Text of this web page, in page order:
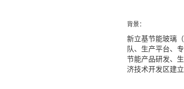
背景：
新立基节能玻璃
队、生产平台、
节能产品研发、
济技术开发区建